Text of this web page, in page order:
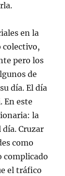
en la
colectivo,
pero los
de
día. El día
En este
la
día. Cruzar
como
complicado
el tráfico